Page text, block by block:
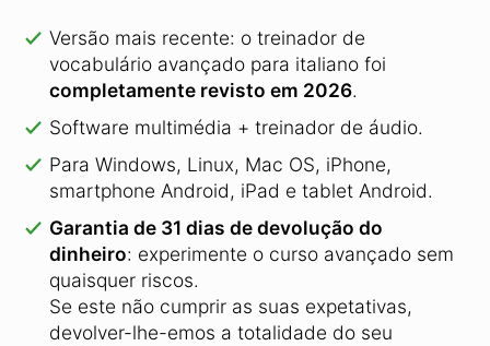
Versão mais recente: o treinador de
vocabulário avançado para italiano foi
completamente revisto em 2026.
Software multimédia + treinador de áudio.
Para Windows, Linux, Mac OS, iPhone,
smartphone Android, iPad e tablet Android.
Garantia de 31 dias de devolução do
dinheiro: experimente o curso avançado sem
quaisquer riscos.
Se este não cumprir as suas expetativas,
devolver-lhe-emos a totalidade do seu